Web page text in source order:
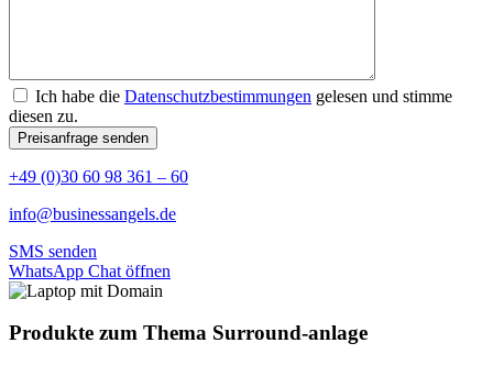
Ich habe die Datenschutzbestimmungen gelesen und stimme
diesen zu.
+49 (0)30 60 98 361 – 60
info@businessangels.de
SMS senden
WhatsApp Chat öffnen
Produkte zum Thema Surround-anlage